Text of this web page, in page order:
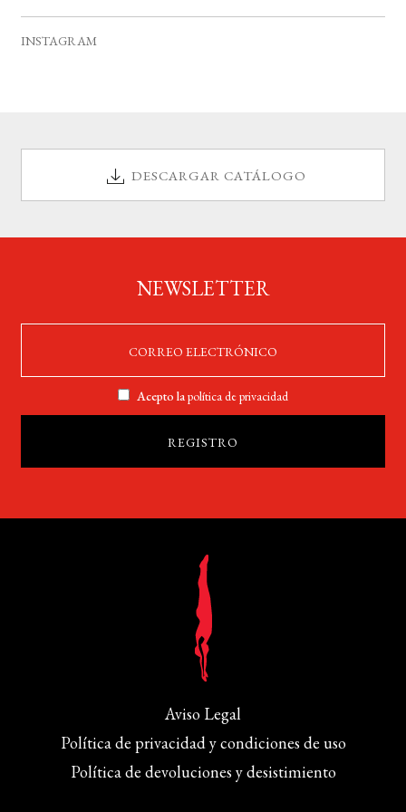
e
INSTAGRAM
DESCARGAR CATÁLOGO
NEWSLETTER
Acepto lapolítica de privacidad
Aviso Legal
Política de privacidad y condiciones de uso
Política de devoluciones y desistimiento